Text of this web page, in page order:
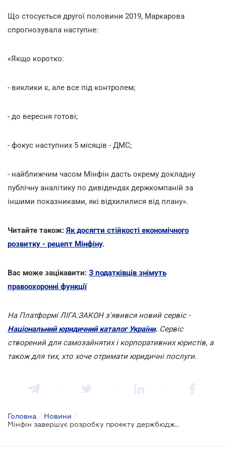
Що стосується другої половини 2019, Маркарова
спрогнозувала наступне:
«Якщо коротко:
- виклики є, але все під контролем;
- до вересня готові;
- фокус наступних 5 місяців - ДМС;
- найближчим часом Мінфін дасть окрему докладну
публічну аналітику по дивідендах держкомпаній за
іншими показниками, які відхилилися від плану».
Читайте також: Як досягти стійкості економічного
розвитку - рецепт Мінфіну.
Вас може зацікавити: З податківців знімуть
правоохоронні функції
На Платформі ЛІГА:ЗАКОН з'явився новий сервіс -
Національний юридичний каталог України. Сервіс
створений для самозайнятих і корпоративних юристів, а
також для тих, хто хоче отримати юридичні послуги.
Головна / Новини /
Мінфін завершує розробку проекту держбюджету на 2020 рік